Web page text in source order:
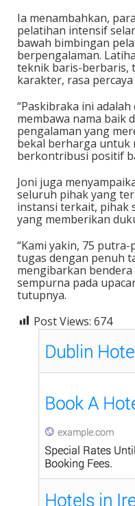
Ia menambahkan,
pelatihan intensif
bawah bimbingan
berpengalaman.
teknik baris-berbaris,
karakter, rasa
“Paskibraka ini
membawa nama baik
pengalaman yang
bekal berharga untuk
berkontribusi positif
Joni juga
seluruh pihak yang
instansi terkait, pihak
yang memberikan
“Kami yakin, 75
tugas dengan penuh
mengibarkan
sempurna pada
tutupnya.
Post Views: 674